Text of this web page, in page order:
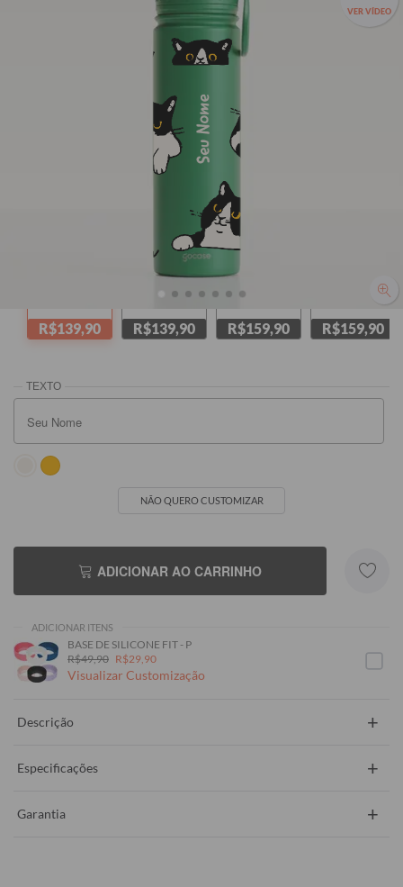
VER VÍDEO
Seu Nome
R$219,90
Garrafa Térmica Fresh a partir de R$129,90!
Fresh 950ml
R$139,90
Amarela
R$139,90
Branca
R$159,90 R$159,90
NÃO QUERO CUSTOMIZAR
ADICIONAR AO CARRINHO
ADICIONAR ITENS
BASE DE SILICONE FIT - P
R$49,90 R$29,90
Visualizar Customização
Descrição +
Especificações +
Garantia +